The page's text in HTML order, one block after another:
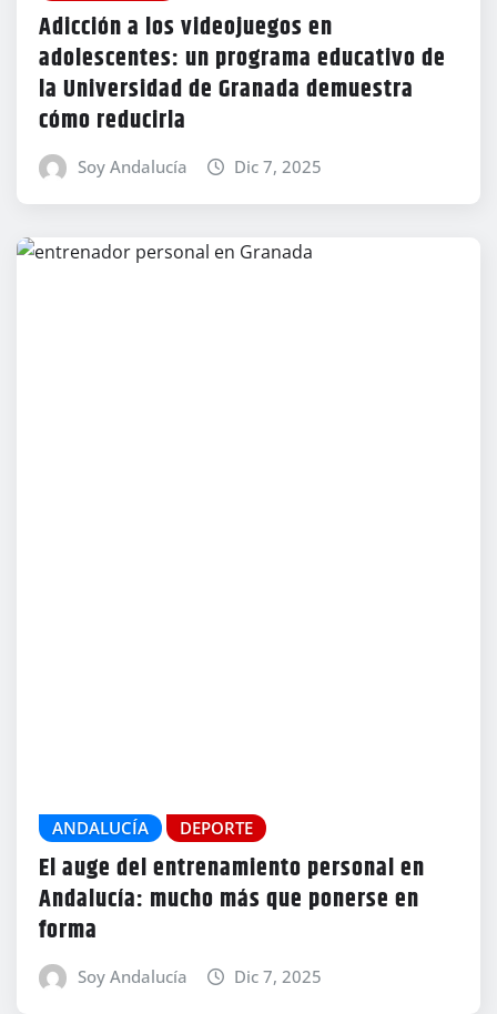
Adicción a los videojuegos en
adolescentes: un programa educativo de
la Universidad de Granada demuestra
cómo reducirla
Soy Andalucía Dic 7, 2025
ANDALUCÍA DEPORTE
El auge del entrenamiento personal en
Andalucía: mucho más que ponerse en
forma
Soy Andalucía Dic 7, 2025